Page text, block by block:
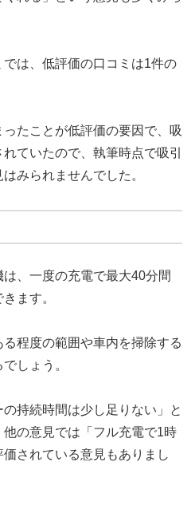
は、低評価の口コミは1件の
たことが低評価の要因で、吸
ていたので、執筆時点で吸引
みられませんでした。
、一度の充電で最大40分間
ます。
程度の範囲や車内を掃除する
しょう。
持続時間は少し足りない」と
の意見では「フル充電で1時
されている意見もありまし